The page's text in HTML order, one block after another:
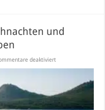
und
deaktiviertfür
Silvester
entspannt
erleben